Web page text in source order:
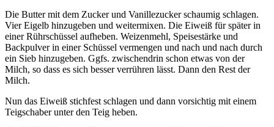
Die Butter mit dem Zucker und Vanillezucker schaumig schlagen.
Vier Eigelb hinzugeben und weitermixen. Die Eiweiß für später in
einer Rührschüssel aufheben. Weizenmehl, Speisestärke und
Backpulver in einer Schüssel vermengen und nach und nach durch
ein Sieb hinzugeben. Ggfs. zwischendrin schon etwas von der
Milch, so dass es sich besser verrühren lässt. Dann den Rest der
Milch.
Nun das Eiweiß stichfest schlagen und dann vorsichtig mit einem
Teigschaber unter den Teig heben.